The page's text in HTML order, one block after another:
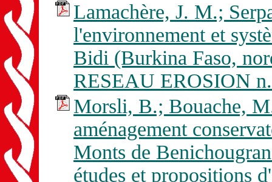
Lamachère, J. M.;
l'environnement et
Bidi (Burkina Faso,
RESEAU EROSION
Morsli, B.; Bouache,
aménagement
Monts de
études et propositions